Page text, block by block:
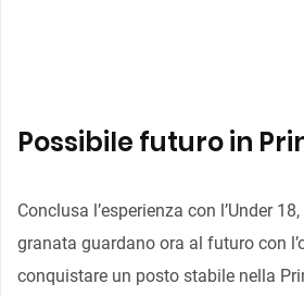
Possibile futuro in
Conclusa l’esperienza con l’Under
granata guardano ora al futuro con
conquistare un posto stabile nella